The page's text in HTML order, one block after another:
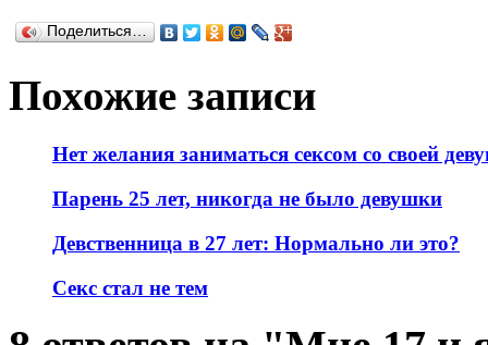
Поделиться…
Похожие записи
Нет желания заниматься сексом со своей
Парень 25 лет, никогда не было девушки
Девственница в 27 лет: Нормально ли это?
Секс стал не тем